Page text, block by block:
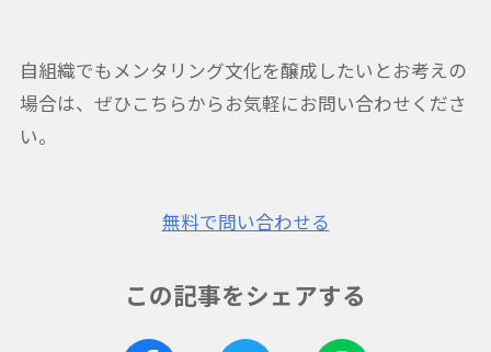
自組織でもメンタリング文化を醸成したいとお考えの
場合は、ぜひこちらからお気軽にお問い合わせくださ
い。
無料で問い合わせる
この記事をシェアする